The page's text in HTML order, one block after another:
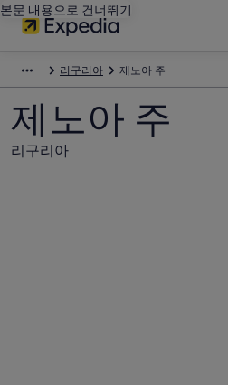
본문 내용으로 건너뛰기
리구리아 제노아 주
제노아 주
리구리아